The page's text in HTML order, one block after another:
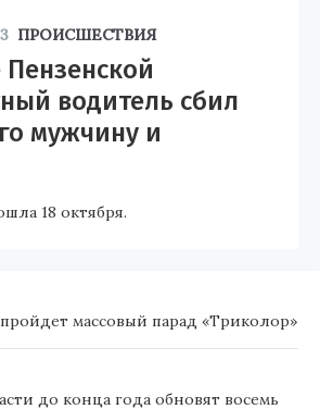
ПРОИСШЕСТВИЯ
водитель сбил
мужчину и
18 октября.
пройдет массовый парад «Триколор»
до конца года обновят восемь